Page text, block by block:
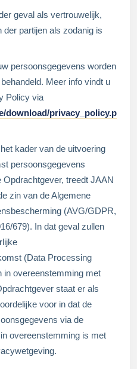
geval als vertrouwelijk,
der partijen als zodanig is
persoonsgegevens worden
Meer info vindt u
Policy via
download/privacy_policy.p
kader van de uitvoering
persoonsgegevens
treedt JAAN
zin van de Algemene
(AVG/GDPR,
679). In dat geval zullen
(Data Processing
in overeenstemming met
staat er als
voor in dat de
via de
overeenstemming is met